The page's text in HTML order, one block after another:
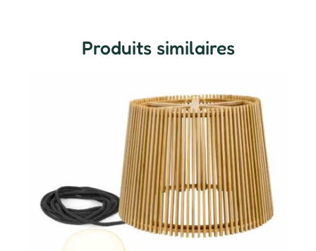
Produits similaires